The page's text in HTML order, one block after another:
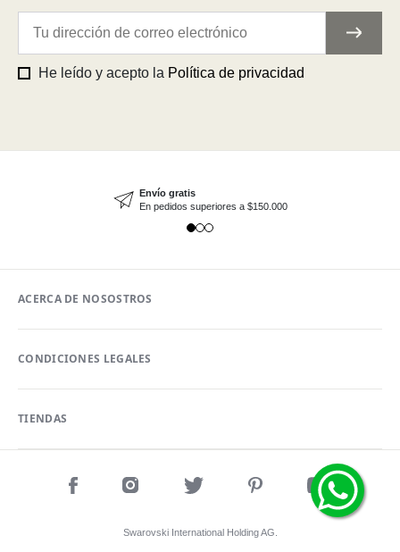
He leído y acepto la Política de privacidad
Envío gratis
En pedidos superiores a $150.000
ACERCA DE NOSOSTROS
CONDICIONES LEGALES
TIENDAS
Swarovski International Holding AG.